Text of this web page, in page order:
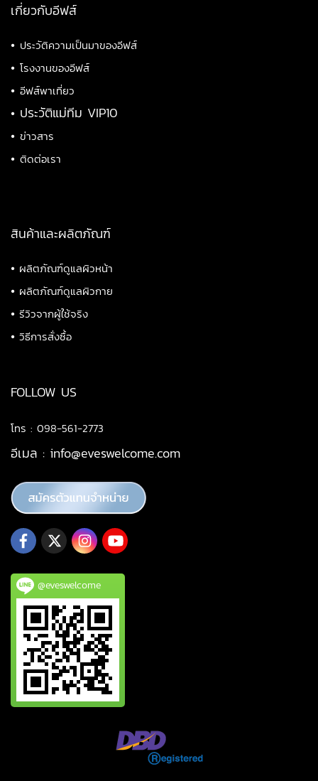
เกี่ยวกับอีฟส์
• ประวัติความเป็นมาของอีฟส์
• โรงงานของอีฟส์
• อีฟส์พาเที่ยว
• ประวัติแม่ทีม VIP10
• ข่าวสาร
• ติดต่อเรา
สินค้าและผลิตภัณฑ์
• ผลิตภัณฑ์ดูแลผิวหน้า
• ผลิตภัณฑ์ดูแลผิวกาย
• รีวิวจากผู้ใช้จริง
• วิธีการสั่งซื้อ
FOLLOW US
โทร : 098-561-2773
อีเมล : info@eveswelcome.com
@eveswelcome